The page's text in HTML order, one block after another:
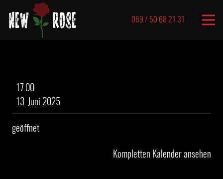
069 / 50 68 21 31
Rock`n`Roll
Bingo
17.00
13. Juni 2025
geöffnet
Kompletten Kalender ansehen